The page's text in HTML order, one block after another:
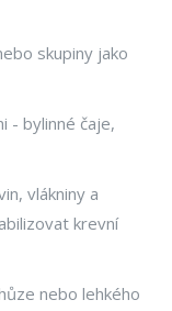
skupiny jako
- bylinné čaje,
vlákniny a
krevní
nebo lehkého